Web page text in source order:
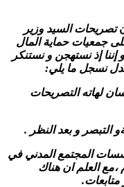
تصريحات السيد وزير
جمعيات حماية المال
إذ نستهجن و نستنكر
نسجل ما يلي:
لهاته التصريحات
التبصر و بعد النظر .
المجتمع المدني في
،مع العلم ان هناك